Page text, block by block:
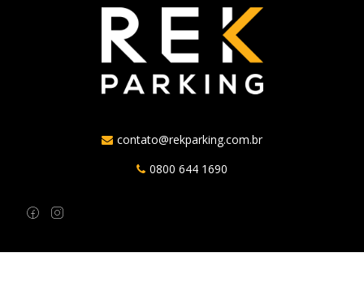
contato@rekparking.com.br
0800 644 1690